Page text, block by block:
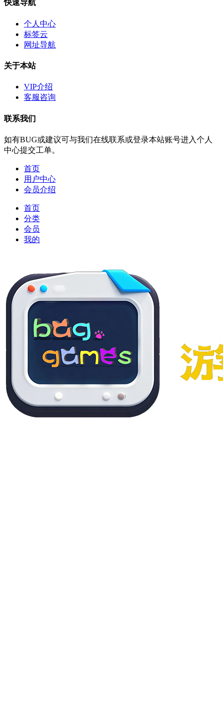
快速导航
个人中心
标签云
网址导航
关于本站
VIP介绍
客服咨询
联系我们
如有BUG或建议可与我们在线联系或登录本站账号进入个人
中心提交工单。
首页
用户中心
会员介绍
首页
分类
会员
我的